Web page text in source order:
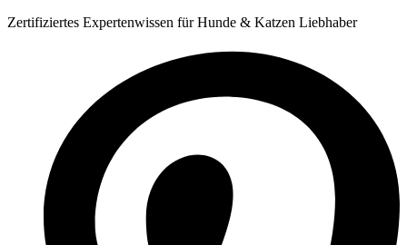
Zum
Zertifiziertes Expertenwissen für Hunde & Katzen Liebhaber